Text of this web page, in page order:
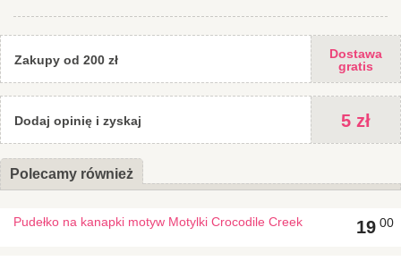
Zakupy od 200 zł
Dostawa
gratis
Dodaj opinię i zyskaj 5 zł
Polecamy również
Pudełko na kanapki motyw Motylki Crocodile Creek 19 00